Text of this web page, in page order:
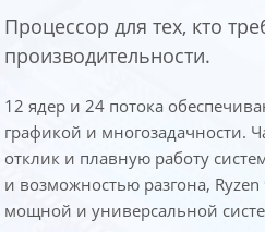
Процессор для тех, кто
производительности.
12 ядер и 24 потока
графикой и многозадачности.
отклик и плавную работу
и возможностью разгона,
мощной и универсальной